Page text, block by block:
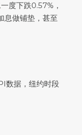
度下跌0.57%，
息做铺垫，甚至
数据，纽约时段